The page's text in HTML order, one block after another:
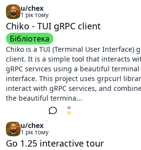
u/chex
1 рік тому
Chiko - TUI gRPC client
Бібліотека
Chiko is a TUI (Terminal User Interface)
client. It is a simple tool that interacts
gRPC services using a beautiful terminal
interface. This project uses grpcurl
interact with gRPC services, and
the beautiful termina...
🎖️
u/chex
1 рік тому
Go 1.25 interactive tour